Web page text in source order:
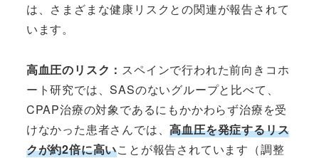
は、さまざまな健康リスクとの関連が報告されて
います。
高血圧のリスク： スペインで行われた前向きコホ
ート研究では、SASのないグループと比べて、
CPAP治療の対象であるにもかかわらず治療を受
けなかった患者さんでは、高血圧を発症するリス
クが約2倍に高いことが報告されています（調整